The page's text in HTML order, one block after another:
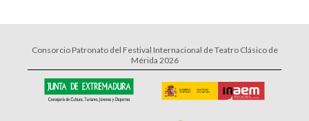
Consorcio Patronato del Festival Internacional de Teatro Clásico de
Mérida 2026